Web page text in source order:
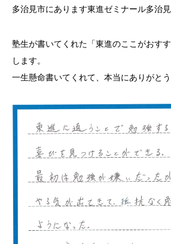
多治見市にあります東進ゼミナール多治見
塾生が書いてくれた「東進のここがおす
します。
一生懸命書いてくれて、本当にありがとう